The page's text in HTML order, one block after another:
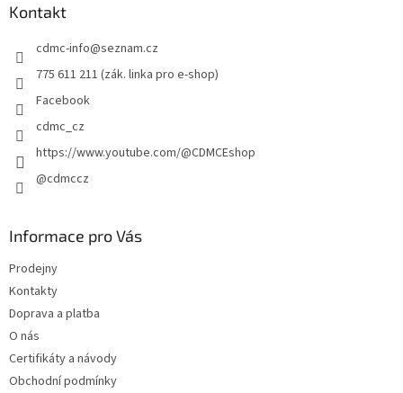
Kontakt
cdmc-info@seznam.cz
775 611 211 (zák. linka pro e-shop)
Facebook
cdmc_cz
https://www.youtube.com/@CDMCEshop
@cdmccz
Informace pro Vás
Prodejny
Kontakty
Doprava a platba
O nás
Certifikáty a návody
Obchodní podmínky